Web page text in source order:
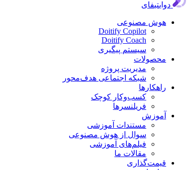
دوایتیفای
هوش مصنوعی
Doitify Copilot
Doitify Coach
سیستم پیگیری
محصولات
مدیریت پروژه
شبکه اجتماعی هدف‌محور
راهکارها
کسب‌وکار کوچک
فریلنسرها
آموزش
مستندات آموزشی
سوال از هوش مصنوعی
فیلم‌های آموزشی
مقالات ما
قیمت‌گذاری